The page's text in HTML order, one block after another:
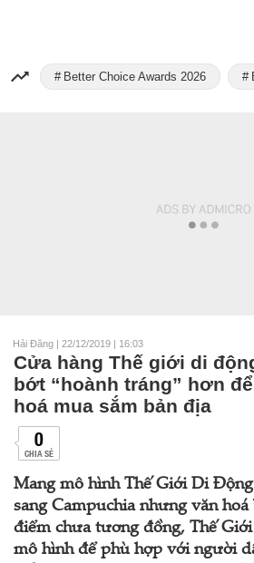
Better Choice Awards 2026
Hải Đăng | 22/12/2019 | 16:03
Cửa hàng Thế giới di
bớt “hoành tráng” hơn
hoá mua sắm bản địa
0
CHIA SẺ
Mang mô hình Thế Giới Di
sang Campuchia nhưng văn
điểm chưa tương đồng, Thế
mô hình để phù hợp với người